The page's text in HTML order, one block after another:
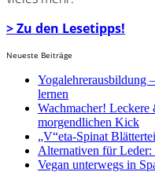
> Zu den Lesetipps!
Neueste Beiträge
Yogalehrerausbildung
lernen
Wachmacher! Leckere
morgendlichen Kick
„V“eta-Spinat
Alternativen für
Vegan unterwegs in